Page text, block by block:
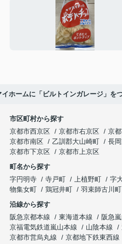
イホームに「ビルトインガレージ」を
市区町村から探す
京都市西京区
京都市右京区 京
京都市南区
乙訓郡大山崎町 長
京都市下京区
京都市上京区
町名から探す
字円明寺
寺戸町 上植野町 字
物集女町
鶏冠井町 羽束師古川町
沿線から探す
阪急京都本線
東海道本線
阪急
京福電気鉄道嵐山本線
山陰本線
京都市営烏丸線
京都地下鉄東西線